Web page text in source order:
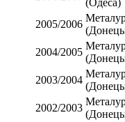
2005/2006
2004/2005
2003/2004
2002/2003